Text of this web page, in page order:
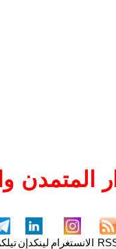
الانستغرام لينكدإن